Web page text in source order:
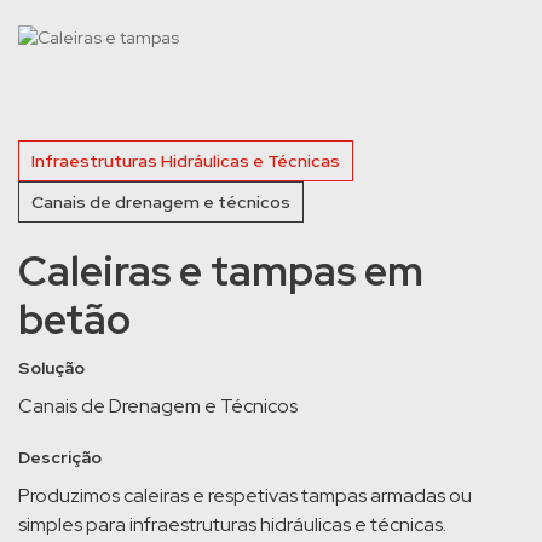
Infraestruturas Hidráulicas e Técnicas
Canais de drenagem e técnicos
Caleiras e tampas em
betão
Solução
Canais de Drenagem e Técnicos
Descrição
Produzimos caleiras e respetivas tampas armadas ou
simples para infraestruturas hidráulicas e técnicas.